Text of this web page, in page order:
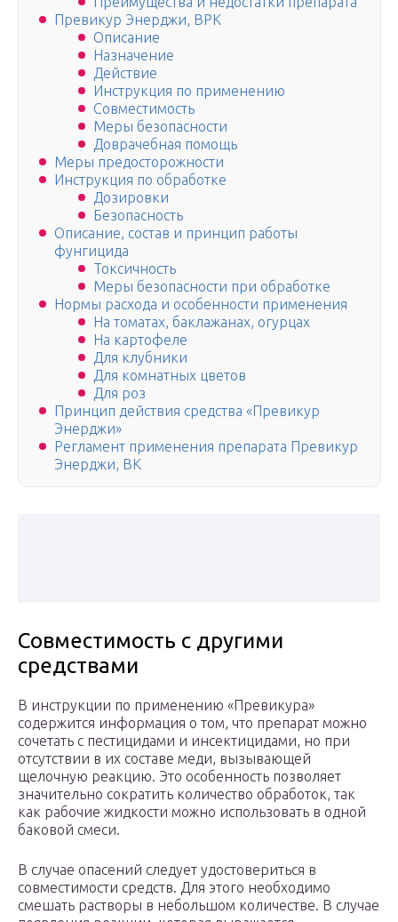
Превикур Энерджи, ВРК
Описание
Назначение
Действие
Инструкция по применению
Совместимость
Меры безопасности
Доврачебная помощь
Меры предосторожности
Инструкция по обработке
Дозировки
Безопасность
Описание, состав и принцип работы
фунгицида
Токсичность
Меры безопасности при обработке
Нормы расхода и особенности применения
На томатах, баклажанах, огурцах
На картофеле
Для клубники
Для комнатных цветов
Для роз
Принцип действия средства «Превикур
Энерджи»
Регламент применения препарата Превикур
Энерджи, ВК
Совместимость с другими
средствами
В инструкции по применению «Превикура»
содержится информация о том, что препарат можно
сочетать с пестицидами и инсектицидами, но при
отсутствии в их составе меди, вызывающей
щелочную реакцию. Это особенность позволяет
значительно сократить количество обработок, так
как рабочие жидкости можно использовать в одной
баковой смеси.
В случае опасений следует удостовериться в
совместимости средств. Для этого необходимо
смешать растворы в небольшом количестве. В случае